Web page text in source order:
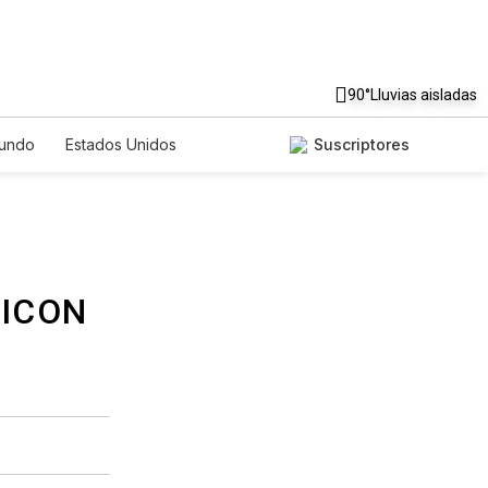
90°Lluvias aisladas
Estados Unidos
Suscriptores